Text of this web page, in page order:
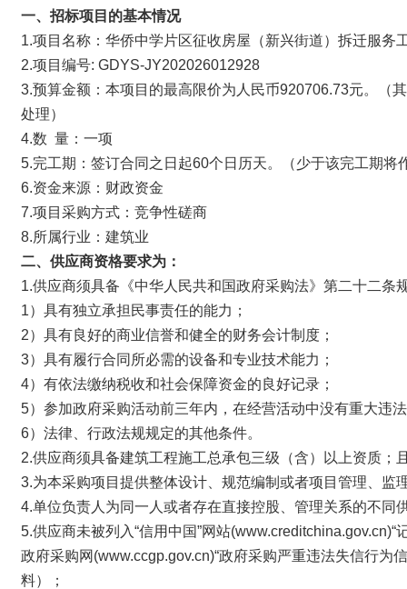
一、招标项目的基本情况
1.项目名称：华侨中学片区征收房屋（新兴街道）拆迁服务
2.项目编号: GDYS-JY202026012928
3.预算金额：本项目的最高限价为人民币920706.73元。（
处理）
4.数 量：一项
5.完工期：签订合同之日起60个日历天。（少于该完工期将
6.资金来源：财政资金
7.项目采购方式：竞争性磋商
8.所属行业：建筑业
二、供应商资格要求为：
1.供应商须具备《中华人民共和国政府采购法》第二十二条
1）具有独立承担民事责任的能力；
2）具有良好的商业信誉和健全的财务会计制度；
3）具有履行合同所必需的设备和专业技术能力；
4）有依法缴纳税收和社会保障资金的良好记录；
5）参加政府采购活动前三年内，在经营活动中没有重大违
6）法律、行政法规规定的其他条件。
2.供应商须具备建筑工程施工总承包三级（含）以上资质；
3.为本采购项目提供整体设计、规范编制或者项目管理、
4.单位负责人为同一人或者存在直接控股、管理关系的不同
5.供应商未被列入“信用中国”网站
政府采购网(www.ccgp.gov.cn)“政府采购严重违法失信行为
料）；